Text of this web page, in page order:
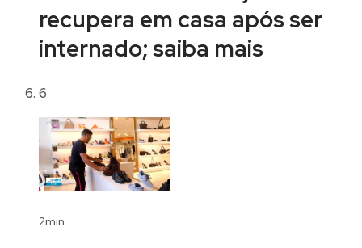
recupera em casa após ser
internado; saiba mais
6
2min